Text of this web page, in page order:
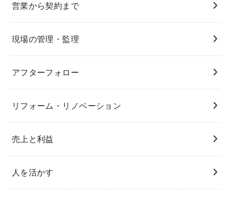
営業から契約まで
現場の管理・監理
アフターフォロー
リフォーム・リノベーション
売上と利益
人を活かす